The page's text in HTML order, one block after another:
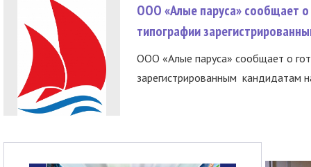
ООО «Алые паруса» сообщает о
типографии
ООО «Алые паруса» сообщает о
зарегистрированным кандидатам